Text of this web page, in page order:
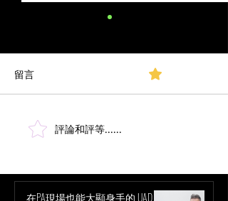
Certifications for Live Sound
Engineers給現場音響工程師
訓研討會、課程與認證
原始文章 By Nathan Lively 這
是一份目前最好的現場音響工
單。我納入了所有我能找到、
短的示範與隨意影片。 我有遺
漏重要的內容嗎？請在下方留
留言
評論和評等......
在PA現場也能大顯身手的 UAD！